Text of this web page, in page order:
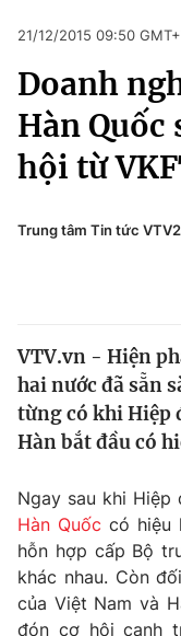
Chuyên mục
Chính trị
Xã hội
Pháp luật
Thế giới
Tin tức
Thế giới đó đây
Câu chuyện quốc
Kinh tế
Thị trường
Góc doanh nghiệp
Dữ liệu và đời
Truyền hình
Phim VTV
Giải trí
Pháp luật
Kinh tế
Thể thao
Truyền hình
Văn hóa -
21/12/2015 09:50
Doanh
Hàn Quốc
hội từ
Trung tâm Tin tức
VTV.vn - Hiện
hai nước đã sẵn
từng có khi Hiệp
Hàn bắt đầu có
Ngay sau khi
Hàn Quốc có hiệu
hỗn hợp cấp Bộ
khác nhau. Còn
của Việt Nam và
đón cơ hội cạnh